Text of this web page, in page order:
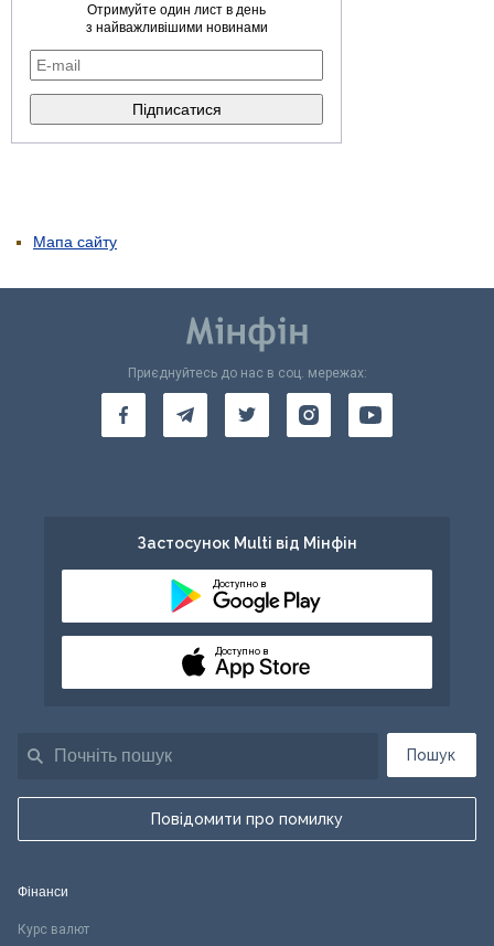
Отримуйте один лист в день
з найважливішими новинами
Мапа сайту
Пошук
Повідомити про помилку
Приєднуйтесь до нас в соц. мережах:
Застосунок Multi від Мінфін
Доступно в
Доступно в
Фінанси
Курс валют